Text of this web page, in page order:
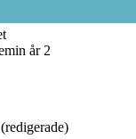
år 2
(redigerade)